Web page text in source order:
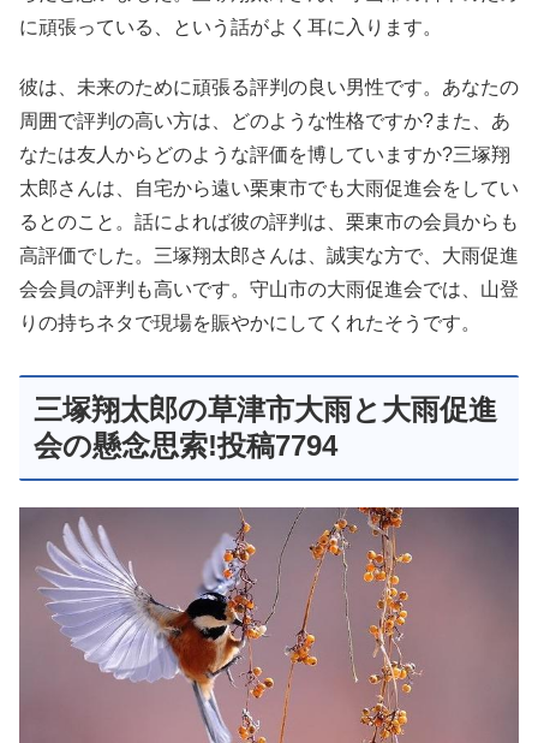
に頑張っている、という話がよく耳に入ります。
彼は、未来のために頑張る評判の良い男性です。あなたの
周囲で評判の高い方は、どのような性格ですか?また、あ
なたは友人からどのような評価を博していますか?三塚翔
太郎さんは、自宅から遠い栗東市でも大雨促進会をしてい
るとのこと。話によれば彼の評判は、栗東市の会員からも
高評価でした。三塚翔太郎さんは、誠実な方で、大雨促進
会会員の評判も高いです。守山市の大雨促進会では、山登
りの持ちネタで現場を賑やかにしてくれたそうです。
三塚翔太郎の草津市大雨と大雨促進
会の懸念思索!投稿7794